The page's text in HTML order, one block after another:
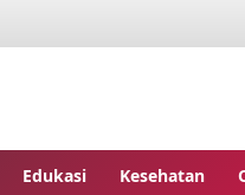
Edukasi Kesehatan